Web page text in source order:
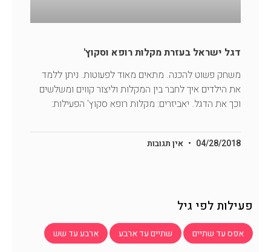
דגל ישראל בעזרת מקלות רופא וסקוץ'
משחק פשוט להכנה. מתאים מאוד לפעוטות. ניתן ללמד
את הילדים איך לחבר בין המקלות וליצור קווים ומשלשים
וכך את הדגל. יאביזרים: מקלות רופא סקוץ' הפעילות:
04/28/2018 אין תגובות
פעילות לפי גיל
אפס עד שתיים שתיים עד ארבע ארבע עד שש